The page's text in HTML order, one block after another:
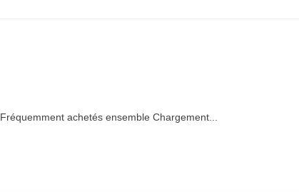
Fréquemment achetés ensemble Chargement...